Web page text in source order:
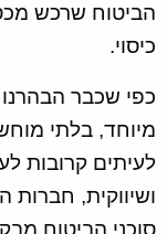
הביטוח שרכש
כיסוי.
כפי שכבר
מיוחד, בלתי
לעיתים קרובות
ושיווקית,
סוכני הביטוח